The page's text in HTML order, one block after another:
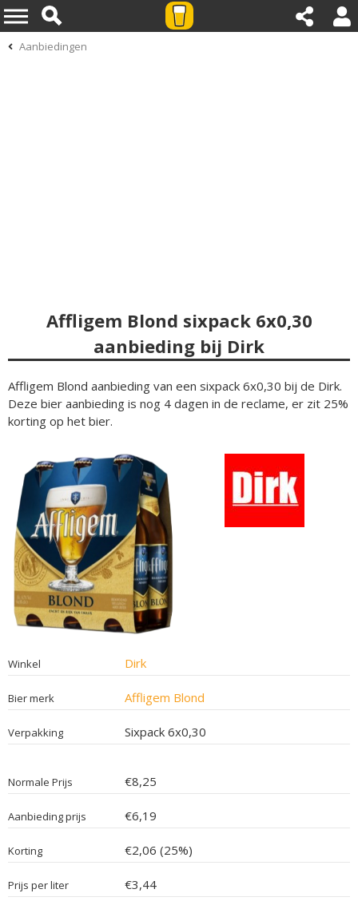
Aanbiedingen
Affligem Blond sixpack 6x0,30
aanbieding bij Dirk
Affligem Blond aanbieding van een sixpack 6x0,30 bij de Dirk.
Deze bier aanbieding is nog 4 dagen in de reclame, er zit 25%
korting op het bier.
Winkel Dirk
Bier merk Affligem Blond
Verpakking Sixpack 6x0,30
Normale Prijs €8,25
Aanbieding prijs €6,19
Korting €2,06 (25%)
Prijs per liter €3,44